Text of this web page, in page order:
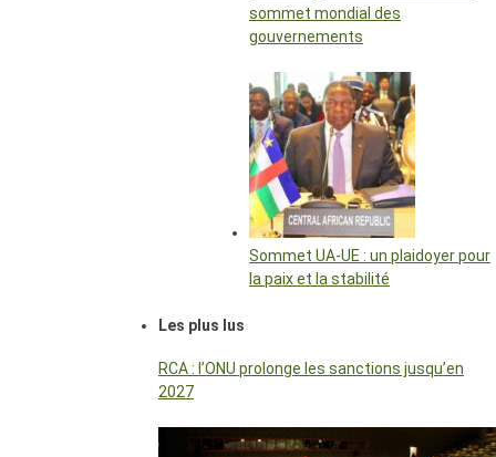
sommet mondial des
gouvernements
Sommet UA-UE : un plaidoyer pour
la paix et la stabilité
Les plus lus
RCA : l’ONU prolonge les sanctions jusqu’en
2027